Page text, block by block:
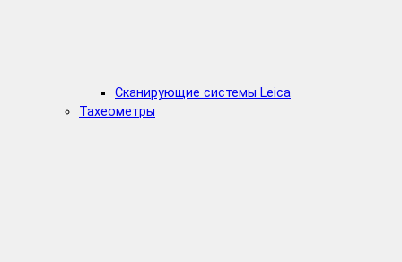
Сканирующие системы Leica
Тахеометры